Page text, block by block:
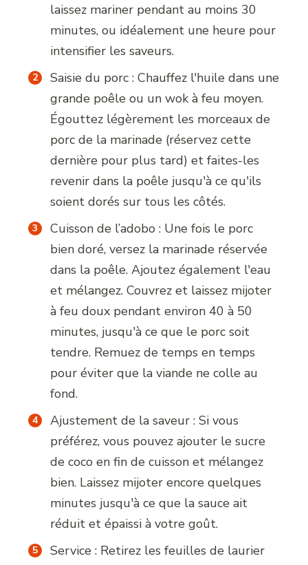
laissez mariner pendant au moins 30
minutes, ou idéalement une heure pour
intensifier les saveurs.
Saisie du porc : Chauffez l'huile dans une
grande poêle ou un wok à feu moyen.
Égouttez légèrement les morceaux de
porc de la marinade (réservez cette
dernière pour plus tard) et faites-les
revenir dans la poêle jusqu'à ce qu'ils
soient dorés sur tous les côtés.
Cuisson de l’adobo : Une fois le porc
bien doré, versez la marinade réservée
dans la poêle. Ajoutez également l'eau
et mélangez. Couvrez et laissez mijoter
à feu doux pendant environ 40 à 50
minutes, jusqu'à ce que le porc soit
tendre. Remuez de temps en temps
pour éviter que la viande ne colle au
fond.
Ajustement de la saveur : Si vous
préférez, vous pouvez ajouter le sucre
de coco en fin de cuisson et mélangez
bien. Laissez mijoter encore quelques
minutes jusqu'à ce que la sauce ait
réduit et épaissi à votre goût.
Service : Retirez les feuilles de laurier